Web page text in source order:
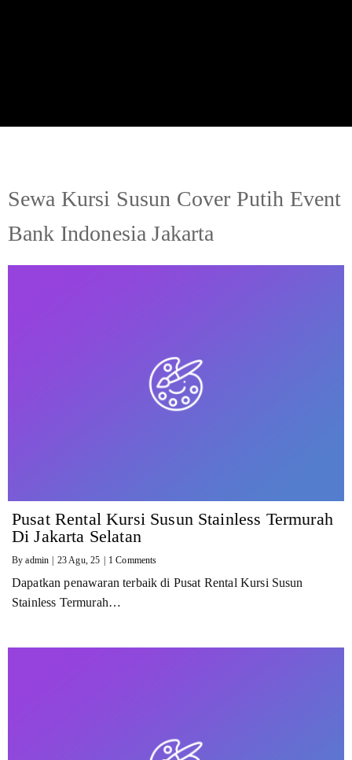
Sewa Kursi Susun Cover Putih Event
Bank Indonesia Jakarta
Pusat Rental Kursi Susun Stainless Termurah
Di Jakarta Selatan
Byadmin | 23 Agu, 25 | 1 Comments
Dapatkan penawaran terbaik di Pusat Rental Kursi Susun
Stainless Termurah…